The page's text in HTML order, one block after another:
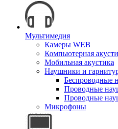
Мультимедия
Камеры WEB
Компьютерная
Мобильная акустика
Наушники и
Беспроводные
Проводные
Проводные
Микрофоны